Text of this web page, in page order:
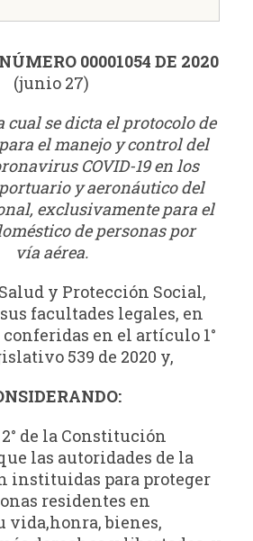
00001054 DE 2020
(junio 27)
cual se dicta el protocolo de
el manejo y control del
COVID-19 en los
y aeronáutico del
exclusivamente para el
de personas por
vía aérea.
y Protección Social,
facultades legales, en
en el artículo 1°
539 de 2020 y,
de la Constitución
las autoridades de la
instituidas para proteger
residentes en
vida,honra, bienes,